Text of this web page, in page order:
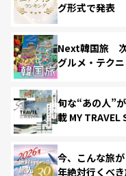
グ形式で発表
Next韓国旅 次
グルメ・テク
旬な“あの人”
載 MY TRAVEL
今、こんな旅
年絶対行くべ